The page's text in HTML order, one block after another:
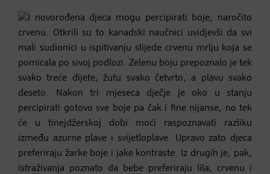
I novorođena djeca mogu percipirati boje, naročito
crvenu. Otkrili su to kanadski naučnici uvidjevši da svi
mali sudionici u ispitivanju slijede crvenu mrlju koja se
pomicala po sivoj podlozi. Zelenu boju prepoznalo je tek
svako treće dijete, žutu svako četvrto, a plavu svako
deseto. Nakon tri mjeseca dječje je oko u stanju
percipirati gotovo sve boje pa čak i fine nijanse, no tek
će u tinejdžerskoj dobi moći raspoznavati razliku
između azurne plave i svijetloplave. Upravo zato djeca
preferiraju žarke boje i jake kontraste. Iz drugih je, pak,
istraživanja poznato da bebe preferiraju lila, crvenu i